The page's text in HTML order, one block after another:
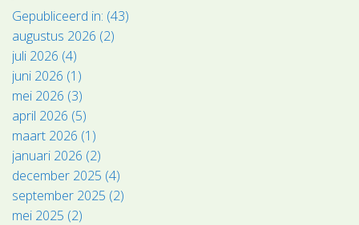
Gepubliceerd in: (43)
augustus 2026 (2)
juli 2026 (4)
juni 2026 (1)
mei 2026 (3)
april 2026 (5)
maart 2026 (1)
januari 2026 (2)
december 2025 (4)
september 2025 (2)
mei 2025 (2)